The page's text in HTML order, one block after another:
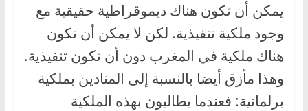
يمكن أن تكون هناك ديموقراطية حقيقية مع
وجود ملكية تنفيذية. لكن لا يمكن أن تكون
هناك ملكية في المغرب دون أن تكون تنفيذية.
وهذا مأزق أيضا بالنسبة إلى المنادين بملكية
برلمانية: فعندما يطالبون بهذه الملكية